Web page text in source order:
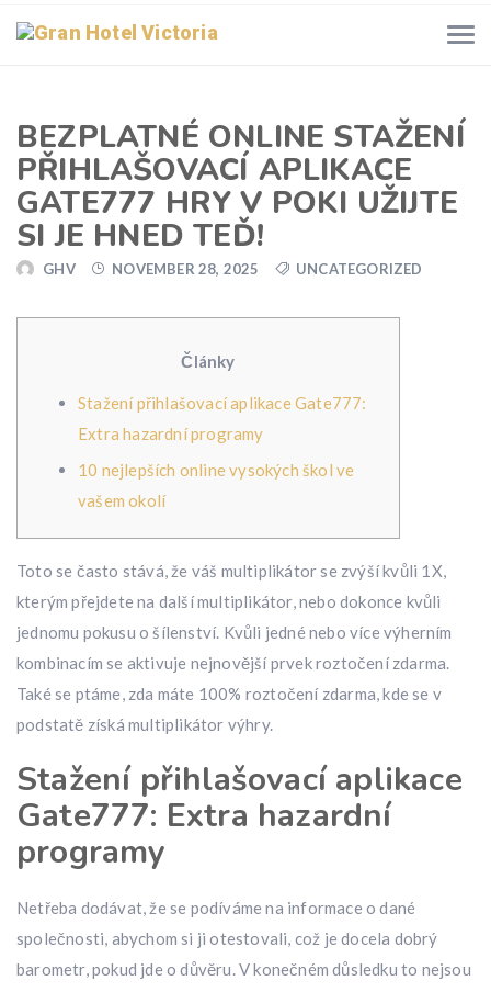
BEZPLATNÉ ONLINE STAŽENÍ
PŘIHLAŠOVACÍ APLIKACE
GATE777 HRY V POKI UŽIJTE
SI JE HNED TEĎ!
GHV NOVEMBER 28, 2025 UNCATEGORIZED
Články
Stažení přihlašovací aplikace Gate777:
Extra hazardní programy
10 nejlepších online vysokých škol ve
vašem okolí
Toto se často stává, že váš multiplikátor se zvýší kvůli 1X,
kterým přejdete na další multiplikátor, nebo dokonce kvůli
jednomu pokusu o šílenství. Kvůli jedné nebo více výherním
kombinacím se aktivuje nejnovější prvek roztočení zdarma.
Také se ptáme, zda máte 100% roztočení zdarma, kde se v
podstatě získá multiplikátor výhry.
Stažení přihlašovací aplikace
Gate777: Extra hazardní
programy
Netřeba dodávat, že se podíváme na informace o dané
společnosti, abychom si ji otestovali, což je docela dobrý
barometr, pokud jde o důvěru. V konečném důsledku to nejsou